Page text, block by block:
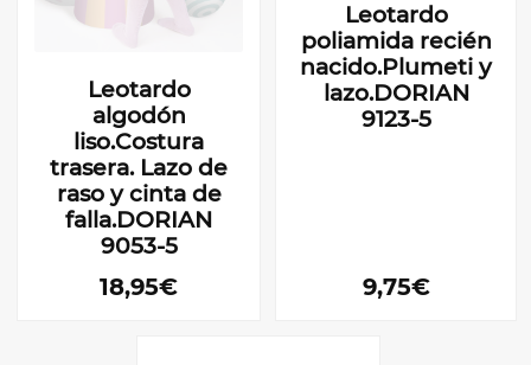
Leotardo
algodón
liso.Costura
trasera. Lazo de
raso y cinta de
falla.DORIAN
9053-5
18,95€
Leotardo
poliamida recién
nacido.Plumeti y
lazo.DORIAN
9123-5
9,75€